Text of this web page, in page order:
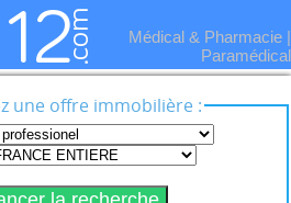
Médical & Pharmacie |
Paramédical
une offre immobilière :